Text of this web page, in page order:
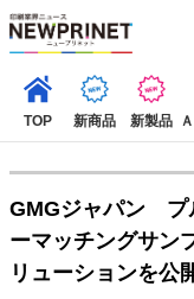
TOP 新商品 新製品
インデックス
新着記事
インタビュー
コ
GMGジャパン プ
ーマッチングサン
リューションを公